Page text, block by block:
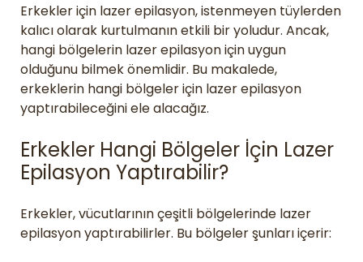
Erkekler için lazer epilasyon, istenmeyen tüylerden
kalıcı olarak kurtulmanın etkili bir yoludur. Ancak,
hangi bölgelerin lazer epilasyon için uygun
olduğunu bilmek önemlidir. Bu makalede,
erkeklerin hangi bölgeler için lazer epilasyon
yaptırabileceğini ele alacağız.
Erkekler Hangi Bölgeler İçin Lazer
Epilasyon Yaptırabilir?
Erkekler, vücutlarının çeşitli bölgelerinde lazer
epilasyon yaptırabilirler. Bu bölgeler şunları içerir: